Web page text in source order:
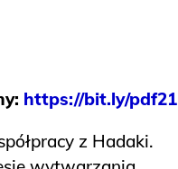
https://bit.ly/pdf21
z Hadaki.